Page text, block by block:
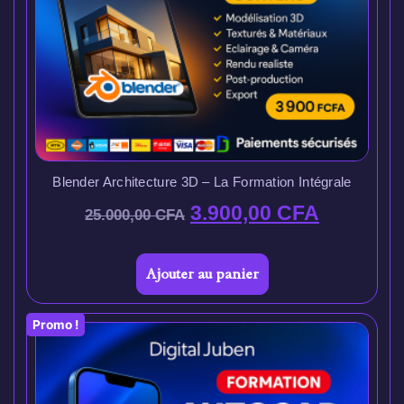
Blender Architecture 3D – La Formation Intégrale
25.000,00CFA 3.900,00 CFA
Ajouter au panier
Promo !